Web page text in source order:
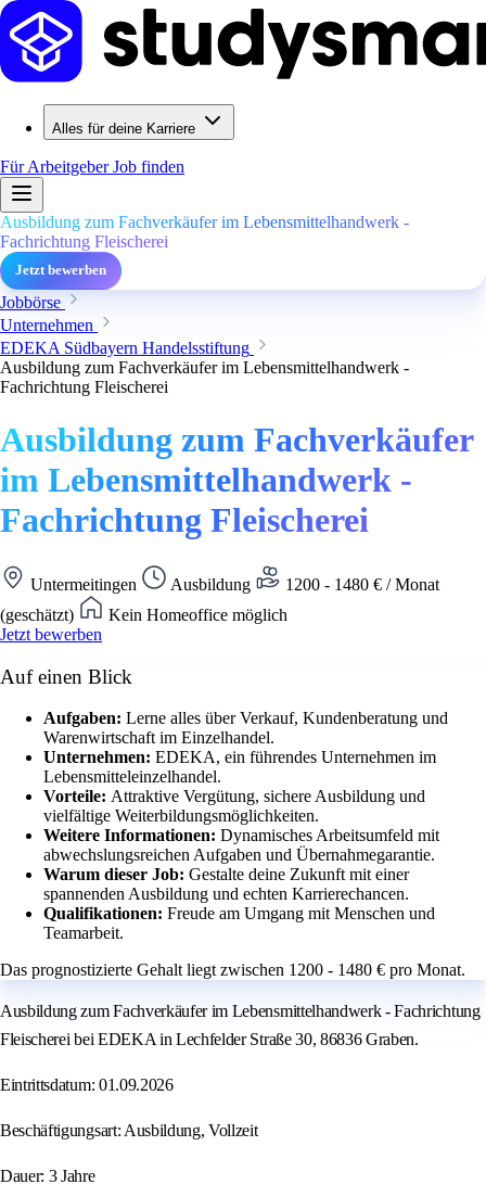
Alles für deine Karriere
Für ArbeitgeberJob finden
Ausbildung zum Fachverkäufer im Lebensmittelhandwerk -
Fachrichtung Fleischerei
Jetzt bewerben
Jobbörse
Unternehmen
EDEKA Südbayern Handelsstiftung
Ausbildung zum Fachverkäufer im Lebensmittelhandwerk -
Fachrichtung Fleischerei
Ausbildung zum Fachverkäufer
im Lebensmittelhandwerk -
Fachrichtung Fleischerei
Untermeitingen Ausbildung
1200 - 1480 € / Monat
(geschätzt)
Kein Homeoffice möglich
Jetzt bewerben
Auf einen Blick
Aufgaben: Lerne alles über Verkauf, Kundenberatung und
Warenwirtschaft im Einzelhandel.
Unternehmen: EDEKA, ein führendes Unternehmen im
Lebensmitteleinzelhandel.
Vorteile: Attraktive Vergütung, sichere Ausbildung und
vielfältige Weiterbildungsmöglichkeiten.
Weitere Informationen: Dynamisches Arbeitsumfeld mit
abwechslungsreichen Aufgaben und Übernahmegarantie.
Warum dieser Job: Gestalte deine Zukunft mit einer
spannenden Ausbildung und echten Karrierechancen.
Qualifikationen: Freude am Umgang mit Menschen und
Teamarbeit.
Das prognostizierte Gehalt liegt zwischen 1200 - 1480 € pro Monat.
Ausbildung zum Fachverkäufer im Lebensmittelhandwerk - Fachrichtung
Fleischerei bei EDEKA in Lechfelder Straße 30, 86836 Graben.
Eintrittsdatum: 01.09.2026
Beschäftigungsart: Ausbildung, Vollzeit
Dauer: 3 Jahre